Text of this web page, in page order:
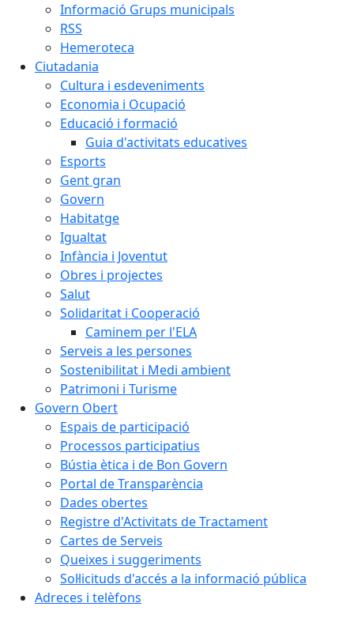
Informació Grups municipals
RSS
Hemeroteca
Ciutadania
Cultura i esdeveniments
Economia i Ocupació
Educació i formació
Guia d'activitats educatives
Esports
Gent gran
Govern
Habitatge
Igualtat
Infància i Joventut
Obres i projectes
Salut
Solidaritat i Cooperació
Caminem per l'ELA
Serveis a les persones
Sostenibilitat i Medi ambient
Patrimoni i Turisme
Govern Obert
Espais de participació
Processos participatius
Bústia ètica i de Bon Govern
Portal de Transparència
Dades obertes
Registre d'Activitats de Tractament
Cartes de Serveis
Queixes i suggeriments
Sol·licituds d'accés a la informació pública
Adreces i telèfons